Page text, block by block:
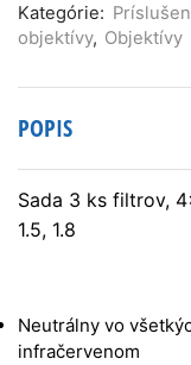
Density
Kit
3
Filters
to
6
stops
Kategórie:
objektívy, Objektívy
POPIS
Sada 3 ks filtrov,
1.5, 1.8
Neutrálny vo
infračervenom